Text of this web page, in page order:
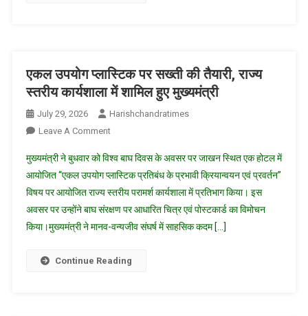
दिए
सख्त
निर्देश
एकल उपयोग प्लास्टिक पर सख्ती की तैयारी, राज्य
स्तरीय कार्यशाला में शामिल हुए मुख्यमंत्री
July 29, 2026
Harishchandratimes
Leave A CommentOn
उपयोग
प्लास्टिक
पर
सख्ती
की
राज्य
मुख्यमंत्री ने बुधवार को विश्व बाघ दिवस के अवसर पर जाखन स्थित एक होटल में
आयोजित “एकल उपयोग प्लास्टिक प्रतिबंध के प्रभावी क्रियान्वयन एवं प्रवर्तन”
विषय पर आयोजित राज्य स्तरीय परामर्श कार्यशाला में प्रतिभाग किया। इस
अवसर पर उन्होंने बाघ संरक्षण पर आधारित चित्र एवं पोस्टकार्ड का विमोचन
किया।मुख्यमंत्री ने मानव-वन्यजीव संघर्ष में साहसिक कदम […]
Continue Reading